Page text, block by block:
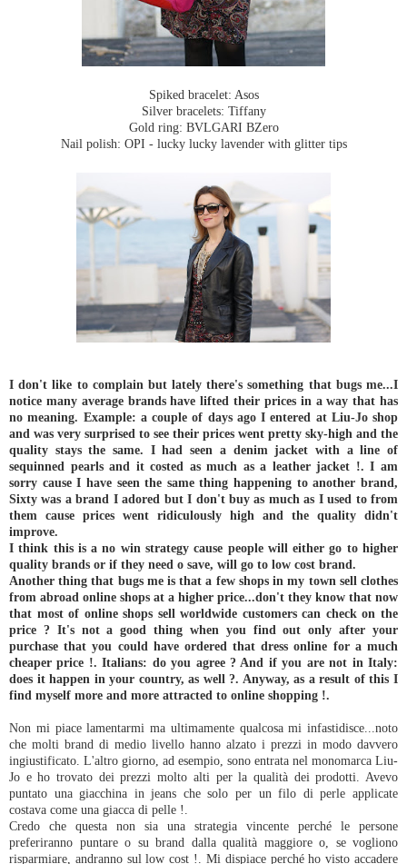
Spiked bracelet: Asos
Silver bracelets: Tiffany
Gold ring: BVLGARI BZero
Nail polish: OPI - lucky lucky lavender with glitter tips
I don't like to complain but lately there's something that bugs me...I
notice many average brands have lifted their prices in a way that has
no meaning. Example: a couple of days ago I entered at Liu-Jo shop
and was very surprised to see their prices went pretty sky-high and the
quality stays the same. I had seen a denim jacket with a line of
sequinned pearls and it costed as much as a leather jacket !. I am
sorry cause I have seen the same thing happening to another brand,
Sixty was a brand I adored but I don't buy as much as I used to from
them cause prices went ridiculously high and the quality didn't
improve.
I think this is a no win strategy cause people will either go to higher
quality brands or if they need o save, will go to low cost brand.
Another thing that bugs me is that a few shops in my town sell clothes
from abroad online shops at a higher price...don't they know that now
that most of online shops sell worldwide customers can check on the
price ? It's not a good thing when you find out only after your
purchase that you could have ordered that dress online for a much
cheaper price !. Italians: do you agree ? And if you are not in Italy:
does it happen in your country, as well ?. Anyway, as a result of this I
find myself more and more attracted to online shopping !.
Non mi piace lamentarmi ma ultimamente qualcosa mi infastidisce...noto
che molti brand di medio livello hanno alzato i prezzi in modo davvero
ingiustificato. L'altro giorno, ad esempio, sono entrata nel monomarca Liu-
Jo e ho trovato dei prezzi molto alti per la qualità dei prodotti. Avevo
puntato una giacchina in jeans che solo per un filo di perle applicate
costava come una giacca di pelle !.
Credo che questa non sia una strategia vincente perché le persone
preferiranno puntare o su brand dalla qualità maggiore o, se vogliono
risparmiare, andranno sul low cost !. Mi dispiace perché ho visto accadere